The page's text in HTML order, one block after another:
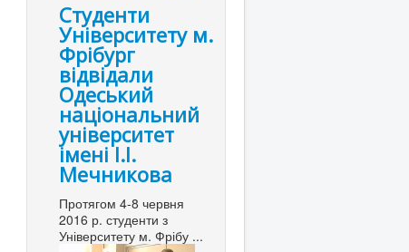
Студенти
Університету м.
Фрібург
відвідали
Одеський
національний
університет
імені І.І.
Мечникова
Протягом 4-8 червня
2016 р. студенти з
Університету м. Фрібу ...